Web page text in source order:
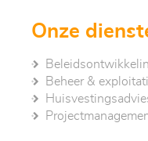
Onze
Beheer &